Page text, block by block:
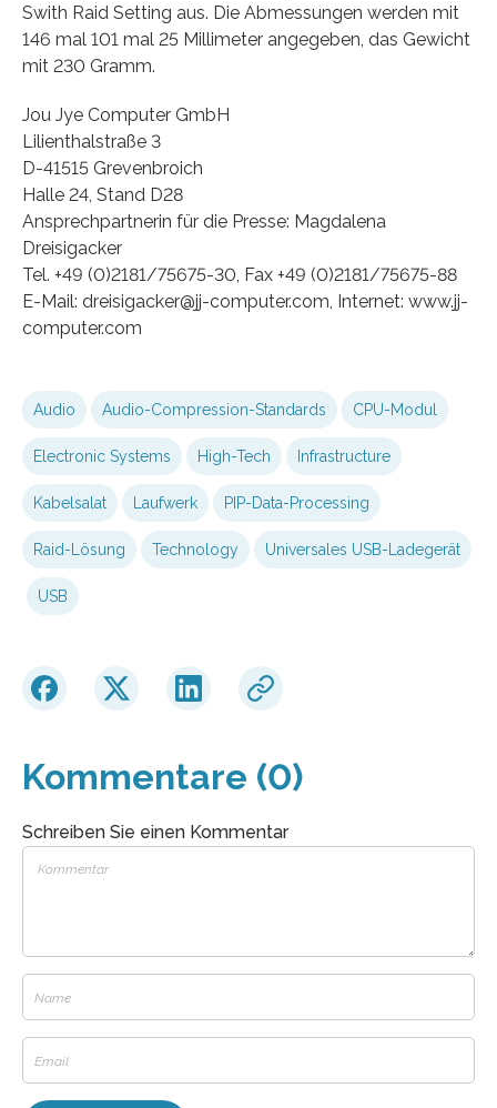
Swith Raid Setting aus. Die Abmessungen werden mit
146 mal 101 mal 25 Millimeter angegeben, das Gewicht
mit 230 Gramm.
Jou Jye Computer GmbH
Lilienthalstraße 3
D-41515 Grevenbroich
Halle 24, Stand D28
Ansprechpartnerin für die Presse: Magdalena
Dreisigacker
Tel. +49 (0)2181/75675-30, Fax +49 (0)2181/75675-88
E-Mail: dreisigacker@jj-computer.com, Internet: www.jj-
computer.com
Audio Audio-Compression-Standards CPU-Modul
Electronic Systems High-Tech Infrastructure
Kabelsalat Laufwerk PIP-Data-Processing
Raid-Lösung Technology Universales USB-Ladegerät
USB
Kommentare (0)
Schreiben Sie einen Kommentar